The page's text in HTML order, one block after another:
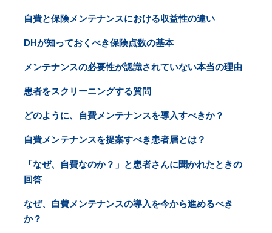
自費と保険メンテナンスにおける収益性の違い
DHが知っておくべき保険点数の基本
メンテナンスの必要性が認識されていない本当の理由
患者をスクリーニングする質問
どのように、自費メンテナンスを導入すべきか？
自費メンテナンスを提案すべき患者層とは？
「なぜ、自費なのか？」と患者さんに聞かれたときの
回答
なぜ、自費メンテナンスの導入を今から進めるべき
か？